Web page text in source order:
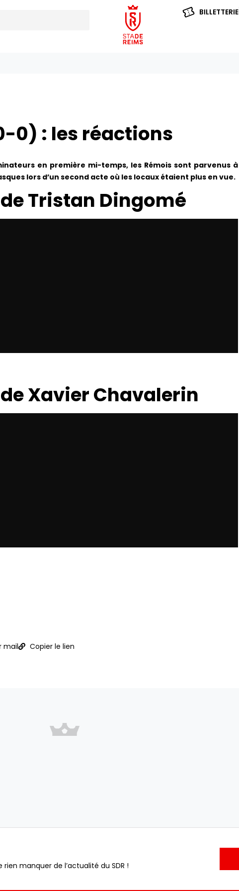
BILLETTERIE
0) : les réactions
en première mi-temps, les Rémois sont parvenus à
lors d’un second acte où les locaux étaient plus en vue.
Tristan Dingomé
Xavier Chavalerin
mail Copier le lien
manquer de l’actualité du SDR !